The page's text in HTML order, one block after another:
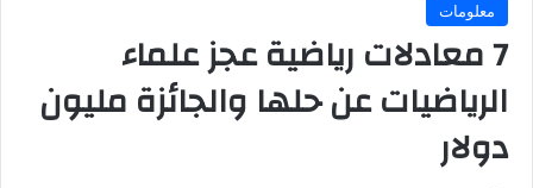
معلومات
7 معادلات رياضية عجز علماء
الرياضيات عن حلها والجائزة مليون
دولار